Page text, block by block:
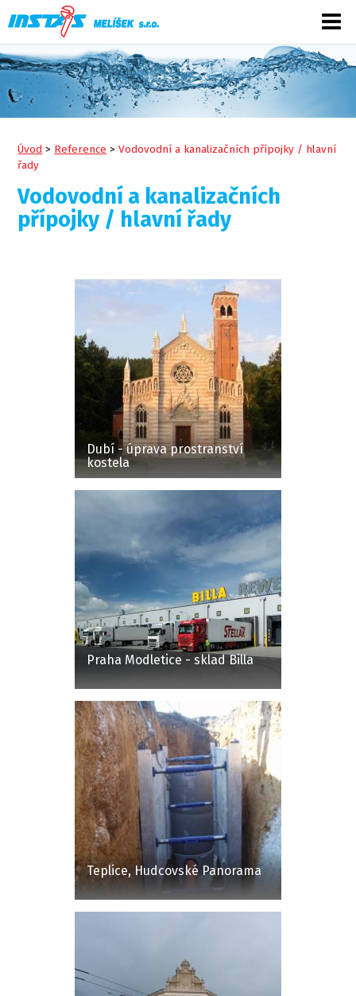
Úvod > Reference >Vodovodní a kanalizačních přípojky / hlavní
řady
Vodovodní a kanalizačních
přípojky / hlavní řady
Dubí - úprava prostranství
kostela
Praha Modletice - sklad Billa
Teplice, Hudcovské Panorama